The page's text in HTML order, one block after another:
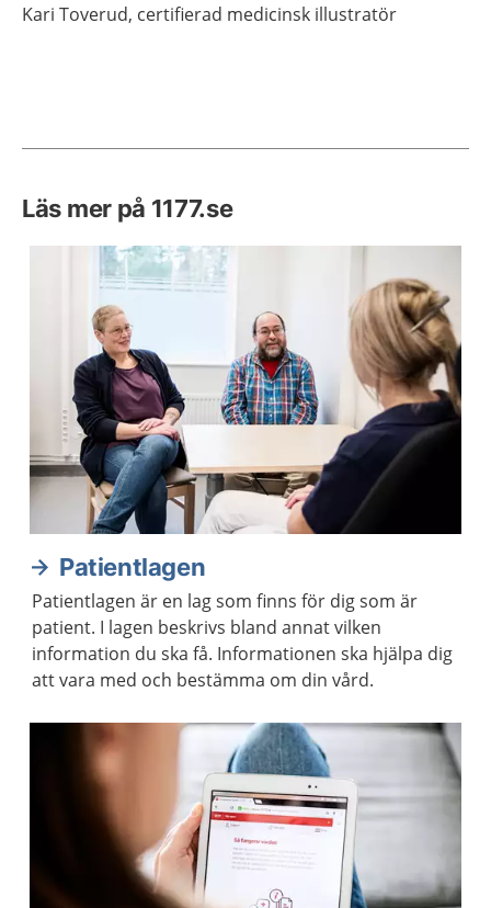
Kari Toverud, certifierad medicinsk illustratör
Läs mer på 1177.se
Patientlagen
Patientlagen är en lag som finns för dig som är
patient. I lagen beskrivs bland annat vilken
information du ska få. Informationen ska hjälpa dig
att vara med och bestämma om din vård.